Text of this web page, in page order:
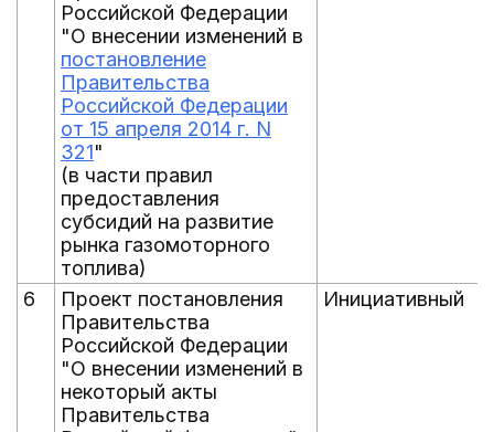
Российской Федерации
"О внесении изменений в
постановление
Правительства
Российской Федерации
от 15 апреля 2014 г. N
321"
(в части правил
предоставления
субсидий на развитие
рынка газомоторного
топлива)
6
Проект постановления
Правительства
Российской Федерации
"О внесении изменений в
некоторый акты
Правительства
Инициативный